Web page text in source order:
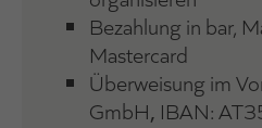
Bezahlung in bar,
Mastercard
Überweisung im
GmbH, IBAN: